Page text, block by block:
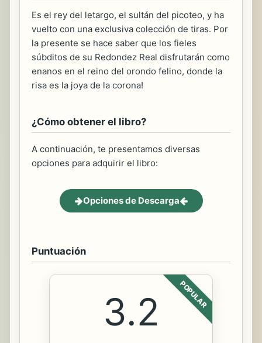
Es el rey del letargo, el sultán del picoteo, y ha
vuelto con una exclusiva colección de tiras. Por
la presente se hace saber que los fieles
súbditos de su Redondez Real disfrutarán como
enanos en el reino del orondo felino, donde la
risa es la joya de la corona!
¿Cómo obtener el libro?
A continuación, te presentamos diversas
opciones para adquirir el libro:
Opciones de Descarga
Puntuación
POPULAR
3.2